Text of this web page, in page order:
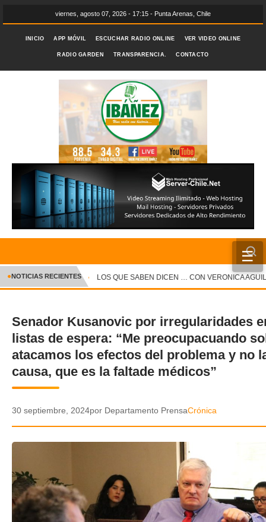
viernes, agosto 07, 2026 - 17:15 - Punta Arenas, Chile
INICIO APP MÓVIL ESCUCHAR RADIO ONLINE VER VIDEO ONLINE
RADIO GARDEN TRANSPARENCIA. CONTACTO
☰
INICIO
CRÓNICA
DEPORTES
ENTRETENIMIENTO Y CULTURA
POLICIAL
GALERIA DE FOTOS
APP MÓVIL
✕
●NOTICIAS RECIENTES LOS QUE SABEN DICEN … CON VERONICA
Senador Kusanovic por irregularidades
listas de espera: “Me preocupacuando
atacamos los efectos del problema y no
causa, que es la faltade médicos”
30 septiembre, 2024por Departamento PrensaCrónica